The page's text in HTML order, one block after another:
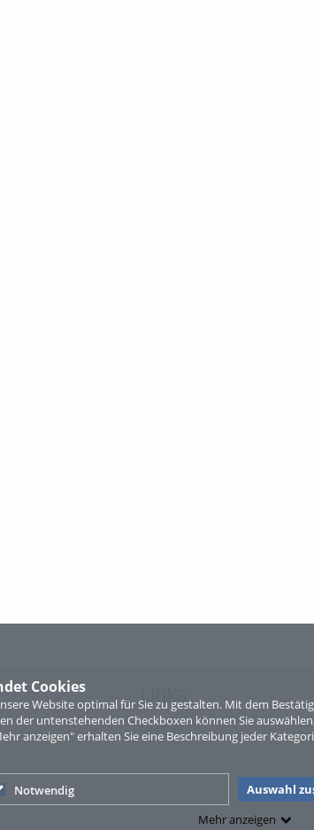
Cookies
Website optimal für Sie zu gestalten. Mit dem
der untenstehenden Checkboxen können Sie
anzeigen" erhalten Sie eine Beschreibung jeder
Notwendig Auswahl
Mehr anzeigen
Links
Sitemap